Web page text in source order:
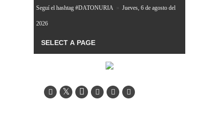
Seguí el hashtag #DATONURIA » Jueves, 6 de agosto del
2026